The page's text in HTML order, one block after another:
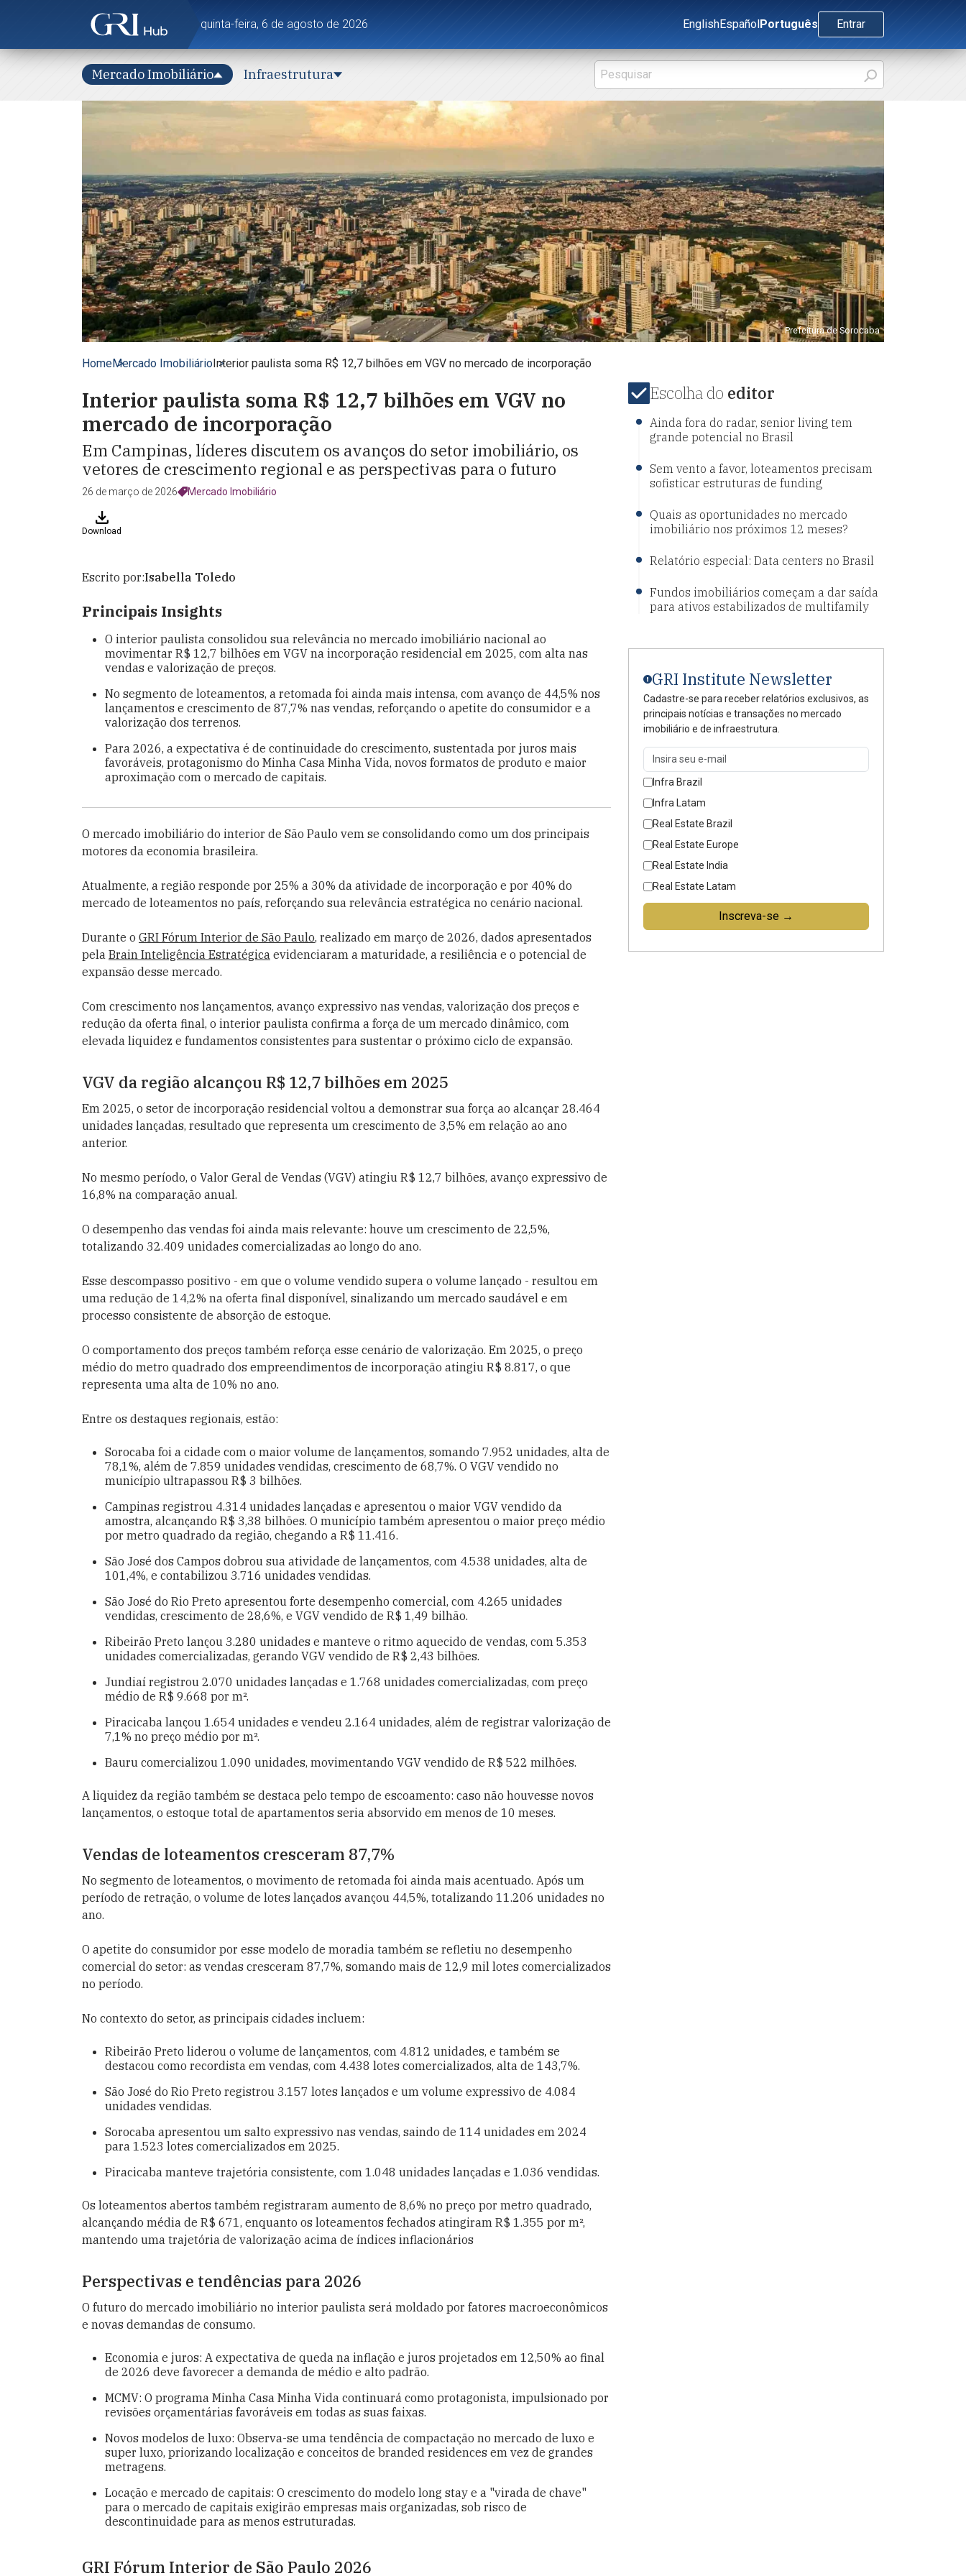
quinta-feira, 6 de agosto de 2026 EnglishEspañolPortuguês Entrar
Mercado Imobiliário Infraestrutura
Prefeitura de Sorocaba
HomeMercado ImobiliárioInterior paulista soma R$ 12,7 bilhões em VGV no mercado de incorporação
Interior paulista soma R$ 12,7 bilhões em VGV no
mercado de incorporação
Em Campinas, líderes discutem os avanços do setor imobiliário, os
vetores de crescimento regional e as perspectivas para o futuro
26 de março de 2026 Mercado Imobiliário
Download
Escrito por:Isabella Toledo
Principais Insights
O interior paulista consolidou sua relevância no mercado imobiliário nacional ao
movimentar R$ 12,7 bilhões em VGV na incorporação residencial em 2025, com alta nas
vendas e valorização de preços.
No segmento de loteamentos, a retomada foi ainda mais intensa, com avanço de 44,5% nos
lançamentos e crescimento de 87,7% nas vendas, reforçando o apetite do consumidor e a
valorização dos terrenos.
Para 2026, a expectativa é de continuidade do crescimento, sustentada por juros mais
favoráveis, protagonismo do Minha Casa Minha Vida, novos formatos de produto e maior
aproximação com o mercado de capitais.
O mercado imobiliário do interior de São Paulo vem se consolidando como um dos principais
motores da economia brasileira.
Atualmente, a região responde por 25% a 30% da atividade de incorporação e por 40% do
mercado de loteamentos no país, reforçando sua relevância estratégica no cenário nacional.
Durante o GRI Fórum Interior de São Paulo, realizado em março de 2026, dados apresentados
pela Brain Inteligência Estratégica evidenciaram a maturidade, a resiliência e o potencial de
expansão desse mercado.
Com crescimento nos lançamentos, avanço expressivo nas vendas, valorização dos preços e
redução da oferta final, o interior paulista confirma a força de um mercado dinâmico, com
elevada liquidez e fundamentos consistentes para sustentar o próximo ciclo de expansão.
VGV da região alcançou R$ 12,7 bilhões em 2025
Em 2025, o setor de incorporação residencial voltou a demonstrar sua força ao alcançar 28.464
unidades lançadas, resultado que representa um crescimento de 3,5% em relação ao ano
anterior.
No mesmo período, o Valor Geral de Vendas (VGV) atingiu R$ 12,7 bilhões, avanço expressivo de
16,8% na comparação anual.
O desempenho das vendas foi ainda mais relevante: houve um crescimento de 22,5%,
totalizando 32.409 unidades comercializadas ao longo do ano.
Esse descompasso positivo - em que o volume vendido supera o volume lançado - resultou em
uma redução de 14,2% na oferta final disponível, sinalizando um mercado saudável e em
processo consistente de absorção de estoque.
O comportamento dos preços também reforça esse cenário de valorização. Em 2025, o preço
médio do metro quadrado dos empreendimentos de incorporação atingiu R$ 8.817, o que
representa uma alta de 10% no ano.
Entre os destaques regionais, estão:
Sorocaba foi a cidade com o maior volume de lançamentos, somando 7.952 unidades, alta de
78,1%, além de 7.859 unidades vendidas, crescimento de 68,7%. O VGV vendido no
município ultrapassou R$ 3 bilhões.
Campinas registrou 4.314 unidades lançadas e apresentou o maior VGV vendido da
amostra, alcançando R$ 3,38 bilhões. O município também apresentou o maior preço médio
por metro quadrado da região, chegando a R$ 11.416.
São José dos Campos dobrou sua atividade de lançamentos, com 4.538 unidades, alta de
101,4%, e contabilizou 3.716 unidades vendidas.
São José do Rio Preto apresentou forte desempenho comercial, com 4.265 unidades
vendidas, crescimento de 28,6%, e VGV vendido de R$ 1,49 bilhão.
Ribeirão Preto lançou 3.280 unidades e manteve o ritmo aquecido de vendas, com 5.353
unidades comercializadas, gerando VGV vendido de R$ 2,43 bilhões.
Jundiaí registrou 2.070 unidades lançadas e 1.768 unidades comercializadas, com preço
médio de R$ 9.668 por m².
Piracicaba lançou 1.654 unidades e vendeu 2.164 unidades, além de registrar valorização de
7,1% no preço médio por m².
Bauru comercializou 1.090 unidades, movimentando VGV vendido de R$ 522 milhões.
A liquidez da região também se destaca pelo tempo de escoamento: caso não houvesse novos
lançamentos, o estoque total de apartamentos seria absorvido em menos de 10 meses.
Vendas de loteamentos cresceram 87,7%
No segmento de loteamentos, o movimento de retomada foi ainda mais acentuado. Após um
período de retração, o volume de lotes lançados avançou 44,5%, totalizando 11.206 unidades no
ano.
O apetite do consumidor por esse modelo de moradia também se refletiu no desempenho
comercial do setor: as vendas cresceram 87,7%, somando mais de 12,9 mil lotes comercializados
no período.
No contexto do setor, as principais cidades incluem:
Ribeirão Preto liderou o volume de lançamentos, com 4.812 unidades, e também se
destacou como recordista em vendas, com 4.438 lotes comercializados, alta de 143,7%.
São José do Rio Preto registrou 3.157 lotes lançados e um volume expressivo de 4.084
unidades vendidas.
Sorocaba apresentou um salto expressivo nas vendas, saindo de 114 unidades em 2024
para 1.523 lotes comercializados em 2025.
Piracicaba manteve trajetória consistente, com 1.048 unidades lançadas e 1.036 vendidas.
Os loteamentos abertos também registraram aumento de 8,6% no preço por metro quadrado,
alcançando média de R$ 671, enquanto os loteamentos fechados atingiram R$ 1.355 por m²,
mantendo uma trajetória de valorização acima de índices inflacionários
Perspectivas e tendências para 2026
O futuro do mercado imobiliário no interior paulista será moldado por fatores macroeconômicos
e novas demandas de consumo.
Economia e juros: A expectativa de queda na inflação e juros projetados em 12,50% ao final
de 2026 deve favorecer a demanda de médio e alto padrão.
MCMV: O programa Minha Casa Minha Vida continuará como protagonista, impulsionado por
revisões orçamentárias favoráveis em todas as suas faixas.
Novos modelos de luxo: Observa-se uma tendência de compactação no mercado de luxo e
super luxo, priorizando localização e conceitos de branded residences em vez de grandes
metragens.
Locação e mercado de capitais: O crescimento do modelo long stay e a "virada de chave"
para o mercado de capitais exigirão empresas mais organizadas, sob risco de
descontinuidade para as menos estruturadas.
GRI Fórum Interior de São Paulo 2026
Escolha do editor
Ainda fora do radar, senior living tem
grande potencial no Brasil
Sem vento a favor, loteamentos precisam
sofisticar estruturas de funding
Quais as oportunidades no mercado
imobiliário nos próximos 12 meses?
Relatório especial: Data centers no Brasil
Fundos imobiliários começam a dar saída
para ativos estabilizados de multifamily
GRI Institute Newsletter
Cadastre-se para receber relatórios exclusivos, as
principais notícias e transações no mercado
imobiliário e de infraestrutura.
Infra Brazil
Infra Latam
Real Estate Brazil
Real Estate Europe
Real Estate India
Real Estate Latam
Inscreva-se →